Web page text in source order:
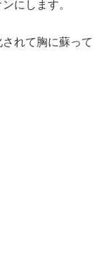
にします。
れて胸に蘇って